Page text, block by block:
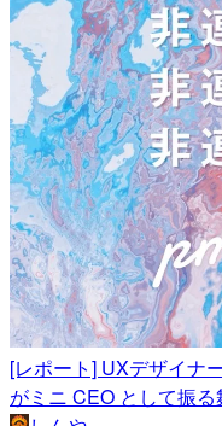
[レポート] UXデザイナ
がミニ CEO として振